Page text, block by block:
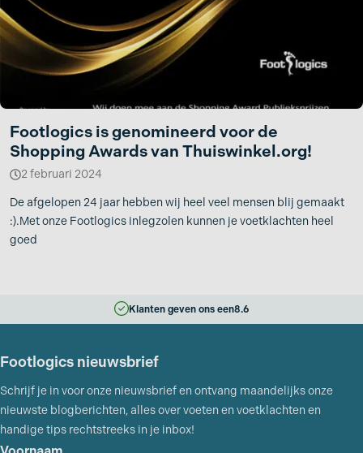
Footlogics is genomineerd voor de
Shopping Awards van Thuiswinkel.org!
2 februari 2024
De afgelopen 24 jaar hebben wij heel veel mensen blij gemaakt
:).Met onze Footlogics inlegzolen kunnen je voetklachten heel
goed
Klanten geven ons een8.6
Footlogics nieuwsbrief
Schrijf je in voor onze nieuwsbrief en ontvang maandelijks onze
nieuwste blogberichten, alles over voeten en voetklachten en
handige tips rechtstreeks in je inbox!